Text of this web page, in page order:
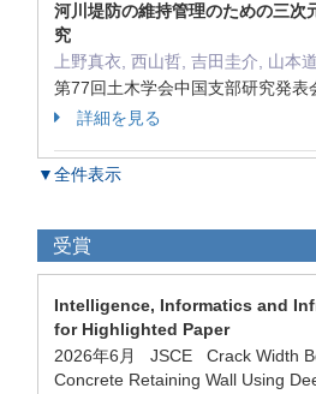
河川堤防の維持管理のための三次
究
上野真衣, 西山哲, 吉田圭介, 山本
第77回土木学会中国支部研究発
詳細を見る
▼全件表示
受賞
Intelligence, Informatics and
for Highlighted Paper
2026年6月 JSCE Crack Width
Concrete Retaining Wall Using